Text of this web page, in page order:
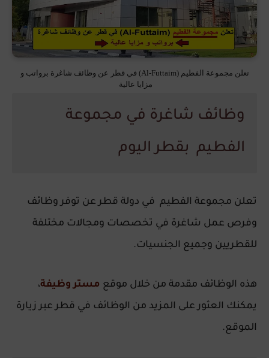
تعلن مجموعة الفطيم (Al-Futtaim) في قطر عن وظائف شاغرة برواتب و
مزايا عالية
وظائف شاغرة في مجموعة
الفطيم بقطر اليوم
تعلن مجموعة الفطيم في دولة قطر عن توفر وظائف
وفرص عمل شاغرة في تخصصات ومجالات مختلفة
للقطريين وجميع الجنسيات.
هذه الوظائف مقدمة من خلال موقع مستر وظيفة،
يمكنك العثور على المزيد من الوظائف في قطر عبر زيارة
الموقع.